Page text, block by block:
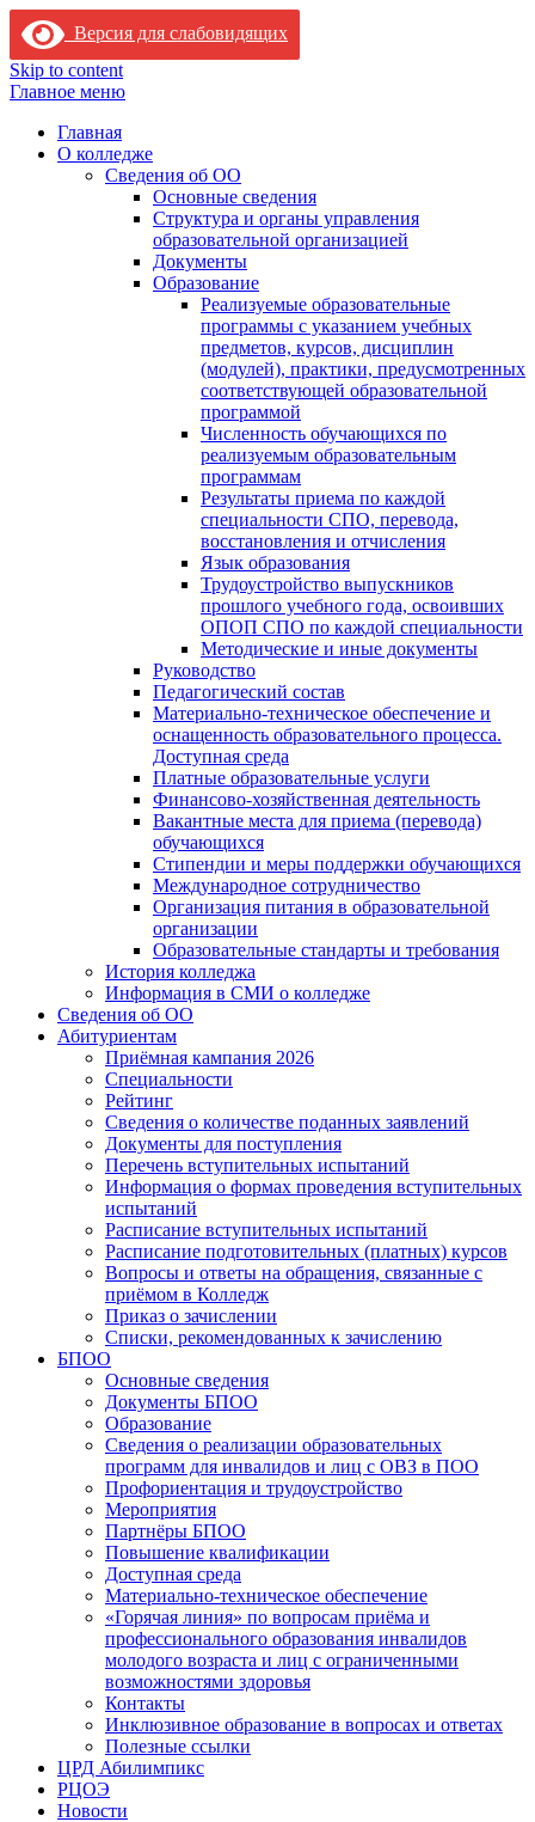
Версия для слабовидящих
Skip to content
Главное меню
Главная
О колледже
Сведения об ОО
Основные сведения
Структура и органы управления
образовательной организацией
Документы
Образование
Реализуемые образовательные
программы с указанием учебных
предметов, курсов, дисциплин
(модулей), практики, предусмотренных
соответствующей образовательной
программой
Численность обучающихся по
реализуемым образовательным
программам
Результаты приема по каждой
специальности СПО, перевода,
восстановления и отчисления
Язык образования
Трудоустройство выпускников
прошлого учебного года, освоивших
ОПОП СПО по каждой специальности
Методические и иные документы
Руководство
Педагогический состав
Материально-техническое обеспечение и
оснащенность образовательного процесса.
Доступная среда
Платные образовательные услуги
Финансово-хозяйственная деятельность
Вакантные места для приема (перевода)
обучающихся
Стипендии и меры поддержки обучающихся
Международное сотрудничество
Организация питания в образовательной
организации
Образовательные стандарты и требования
История колледжа
Информация в СМИ о колледже
Сведения об ОО
Абитуриентам
Приёмная кампания 2026
Специальности
Рейтинг
Сведения о количестве поданных заявлений
Документы для поступления
Перечень вступительных испытаний
Информация о формах проведения вступительных
испытаний
Расписание вступительных испытаний
Расписание подготовительных (платных) курсов
Вопросы и ответы на обращения, связанные с
приёмом в Колледж
Приказ о зачислении
Списки, рекомендованных к зачислению
БПОО
Основные сведения
Документы БПОО
Образование
Сведения о реализации образовательных
программ для инвалидов и лиц с ОВЗ в ПОО
Профориентация и трудоустройство
Мероприятия
Партнёры БПОО
Повышение квалификации
Доступная среда
Материально-техническое обеспечение
«Горячая линия» по вопросам приёма и
профессионального образования инвалидов
молодого возраста и лиц с ограниченными
возможностями здоровья
Контакты
Инклюзивное образование в вопросах и ответах
Полезные ссылки
ЦРД Абилимпикс
РЦОЭ
Новости